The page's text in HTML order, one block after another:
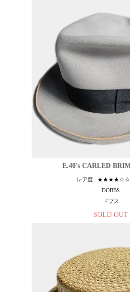
E.40's CARLED
レア度 : ★★★★☆☆
DOBBS
ドブス
SOLD OUT